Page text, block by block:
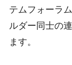
テムフォーラ
ルダー同士の
ます。